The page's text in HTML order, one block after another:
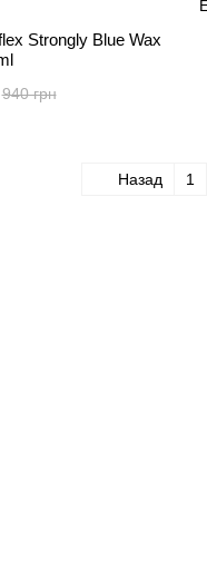
Strongly Blue Wax
940 грн
Назад 1